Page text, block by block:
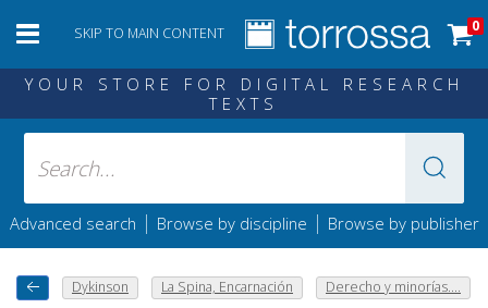
SKIP TO MAIN CONTENT 0
YOUR STORE FOR DIGITAL RESEARCH
TEXTS
Advanced search | Browse by discipline | Browse by publisher
Dykinson La Spina, Encarnación Derecho y minorías....